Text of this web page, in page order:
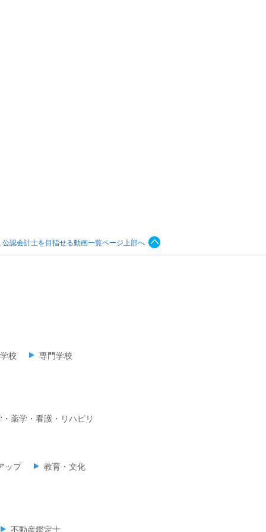
公認会計士を目指せる動画一覧ページ上部へ
校
専門学校
・薬学・看護・リハビリ
ップ 教育・文化
不動産鑑定士